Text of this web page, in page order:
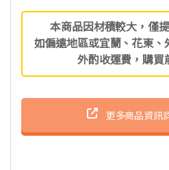
本商品因材積較大，僅
如偏遠地區或宜蘭、花東、
外酌收運費，購買
更多商品資訊